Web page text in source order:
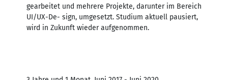
gearbeitet und mehrere Projekte, darunter im Bereich
UI/UX-De- sign, umgesetzt. Studium aktuell pausiert,
wird in Zukunft wieder aufgenommen.